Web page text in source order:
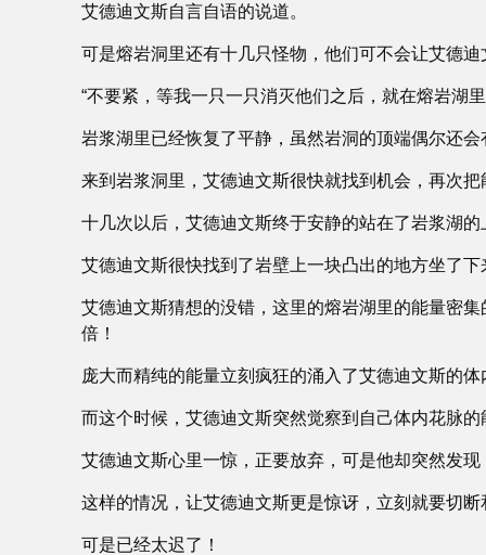
艾德迪文斯自言自语的说道。
可是熔岩洞里还有十几只怪物，他们可不会让艾德
“不要紧，等我一只一只消灭他们之后，就在熔岩湖
岩浆湖里已经恢复了平静，虽然岩洞的顶端偶尔还
来到岩浆洞里，艾德迪文斯很快就找到机会，再次
十几次以后，艾德迪文斯终于安静的站在了岩浆湖的
艾德迪文斯很快找到了岩壁上一块凸出的地方坐了下
艾德迪文斯猜想的没错，这里的熔岩湖里的能量密
倍！
庞大而精纯的能量立刻疯狂的涌入了艾德迪文斯的
而这个时候，艾德迪文斯突然觉察到自己体内花脉
艾德迪文斯心里一惊，正要放弃，可是他却突然发
这样的情况，让艾德迪文斯更是惊讶，立刻就要切
可是已经太迟了！